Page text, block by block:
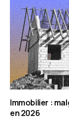
Immobilier :
en 2026